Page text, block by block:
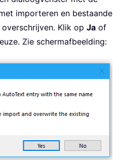
importeren en bestaande
Klik op Ja of
Zie schermafbeelding: